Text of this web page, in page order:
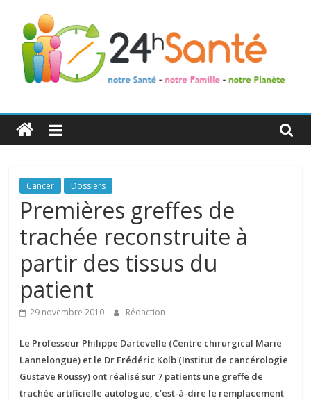
24h
Santé
La
santé
toute
famille
Cancer Dossiers
Premières greffes de
trachée reconstruite à
partir des tissus du
patient
29 novembre 2010 Rédaction
Le Professeur Philippe Dartevelle (Centre chirurgical Marie
Lannelongue) et le Dr Frédéric Kolb (Institut de cancérologie
Gustave Roussy) ont réalisé sur 7 patients une greffe de
trachée artificielle autologue, c’est-à-dire le remplacement